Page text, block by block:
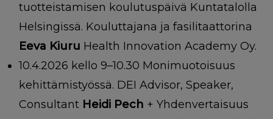
tuotteistamisen koulutuspäivä Kuntatalolla
Helsingissä. Kouluttajana ja fasilitaattorina
Eeva Kiuru Health Innovation Academy Oy.
10.4.2026 kello 9–10.30 Monimuotoisuus
kehittämistyössä. DEI Advisor, Speaker,
Consultant Heidi Pech + Yhdenvertaisuus